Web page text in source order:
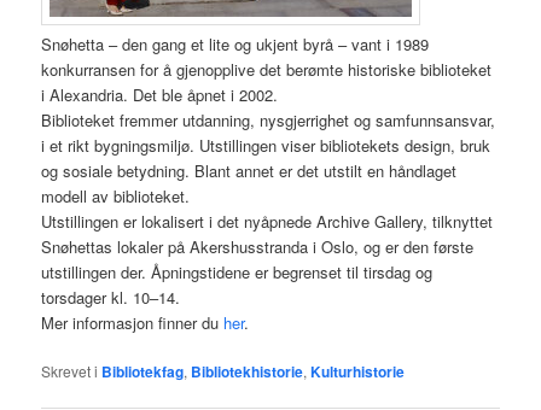
Snøhetta – den gang et lite og ukjent byrå – vant i 1989
konkurransen for å gjenopplive det berømte historiske biblioteket
i Alexandria. Det ble åpnet i 2002.
Biblioteket fremmer utdanning, nysgjerrighet og samfunnsansvar,
i et rikt bygningsmiljø. Utstillingen viser bibliotekets design, bruk
og sosiale betydning. Blant annet er det utstilt en håndlaget
modell av biblioteket.
Utstillingen er lokalisert i det nyåpnede Archive Gallery, tilknyttet
Snøhettas lokaler på Akershusstranda i Oslo, og er den første
utstillingen der. Åpningstidene er begrenset til tirsdag og
torsdager kl. 10–14.
Mer informasjon finner du her.
Skrevet i Bibliotekfag, Bibliotekhistorie,Kulturhistorie